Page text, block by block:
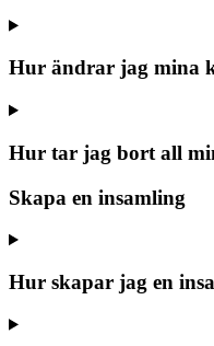
Hur ändrar jag mina
Hur tar jag bort all
Skapa en insamling
Hur skapar jag en